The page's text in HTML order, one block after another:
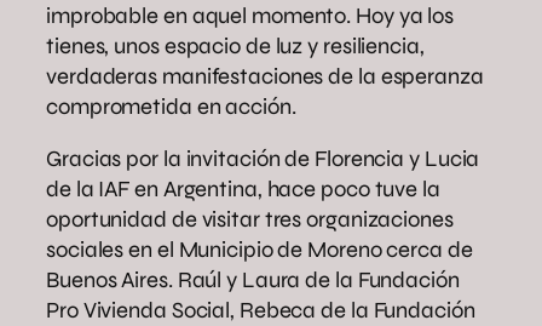
improbable en aquel momento. Hoy ya los
tienes, unos espacio de luz y resiliencia,
verdaderas manifestaciones de la esperanza
comprometida en acción.
Gracias por la invitación de Florencia y Lucia
de la IAF en Argentina, hace poco tuve la
oportunidad de visitar tres organizaciones
sociales en el Municipio de Moreno cerca de
Buenos Aires. Raúl y Laura de la Fundación
Pro Vivienda Social, Rebeca de la Fundación